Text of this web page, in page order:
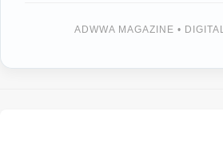
ADWWA MAGAZINE •